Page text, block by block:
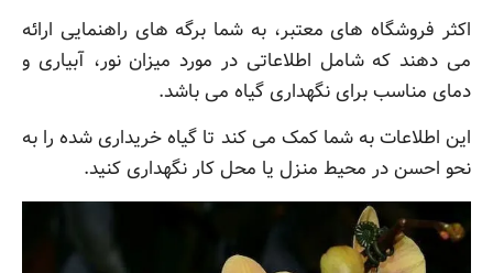
اکثر فروشگاه های معتبر، به شما برگه های راهنمایی ارائه
می دهند که شامل اطلاعاتی در مورد میزان نور، آبیاری و
دمای مناسب برای نگهداری گیاه می باشد.
این اطلاعات به شما کمک می کند تا گیاه خریداری شده را به
نحو احسن در محیط منزل یا محل کار نگهداری کنید.